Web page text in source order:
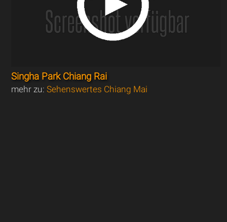
Singha Park Chiang Rai
mehr zu:Sehenswertes Chiang Mai